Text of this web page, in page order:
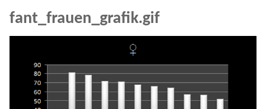
fant_frauen_grafik.gif